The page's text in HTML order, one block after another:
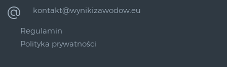
kontakt@wynikizawodow.eu
Regulamin
Polityka prywatności